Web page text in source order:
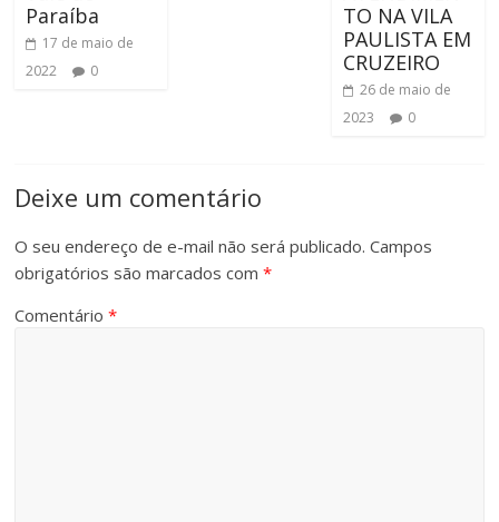
Paraíba
17 de maio de
2022
0
TO NA VILA
PAULISTA EM
CRUZEIRO
26 de maio de
2023
0
Deixe um comentário
O seu endereço de e-mail não será publicado. Campos
obrigatórios são marcados com*
Comentário*